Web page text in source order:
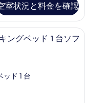
室状況と料金を確認
ボックス (室内)、デスク
ングベッド 1 台ソフ
ド 1 台